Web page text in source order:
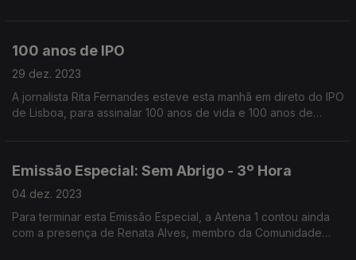
100 anos de IPO
29 dez. 2023
A jornalista Rita Fernandes esteve esta manhã em direto do IPO
de Lisboa, para assinalar 100 anos de vida e 100 anos de
Emissão Especial: Sem Abrigo - 3º Hora
04 dez. 2023
Para terminar esta Emissão Especial, a Antena 1 contou ainda
com a presença de Renata Alves, membro da Comunidade